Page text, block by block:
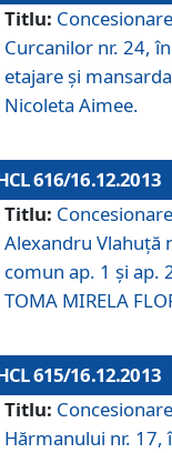
Titlu:
Curcanilor nr. 24,
etajare şi
Nicoleta Aimee.
616/16.12.2013
Titlu:
Alexandru Vlahuţă
comun ap. 1 şi ap.
TOMA MIRELA
615/16.12.2013
Titlu:
Hărmanului nr. 17,